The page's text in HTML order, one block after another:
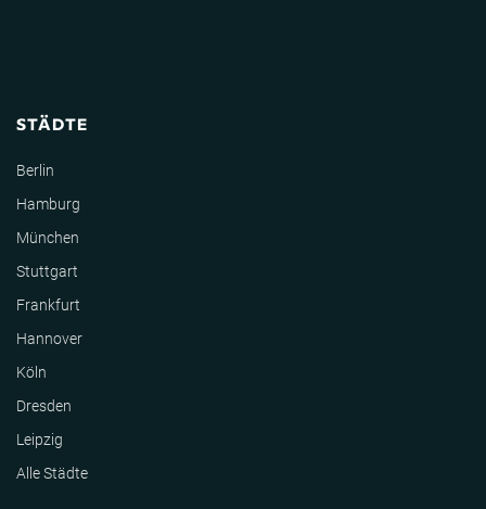
STÄDTE
Berlin
Hamburg
München
Stuttgart
Frankfurt
Hannover
Köln
Dresden
Leipzig
Alle Städte